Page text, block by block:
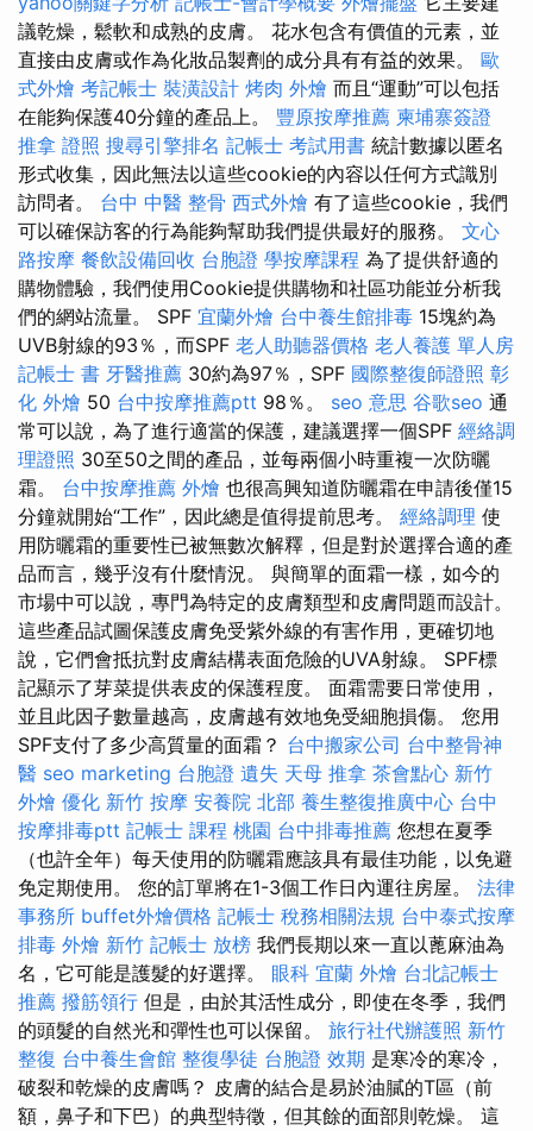
議乾燥，鬆軟和成熟的皮膚。 花水包含有價值的元素，並
直接由皮膚或作為化妝品製劑的成分具有有益的效果。 歐
式外燴 考記帳士 裝潢設計 烤肉 外燴 而且“運動”可以包括
在能夠保護40分鐘的產品上。 豐原按摩推薦 柬埔寨簽證
推拿 證照 搜尋引擎排名 記帳士 考試用書 統計數據以匿名
形式收集，因此無法以這些cookie的內容以任何方式識別
訪問者。 台中 中醫 整骨 西式外燴 有了這些cookie，我們
可以確保訪客的行為能夠幫助我們提供最好的服務。 文心
路按摩 餐飲設備回收 台胞證 學按摩課程 為了提供舒適的
購物體驗，我們使用Cookie提供購物和社區功能並分析我
們的網站流量。 SPF 宜蘭外燴 台中養生館排毒 15塊約為
UVB射線的93％，而SPF 老人助聽器價格 老人養護 單人房
記帳士 書 牙醫推薦 30約為97％，SPF 國際整復師證照 彰
化 外燴 50 台中按摩推薦ptt 98％。 seo 意思 谷歌seo 通
常可以說，為了進行適當的保護，建議選擇一個SPF 經絡調
理證照 30至50之間的產品，並每兩個小時重複一次防曬
霜。 台中按摩推薦 外燴 也很高興知道防曬霜在申請後僅15
分鐘就開始“工作”，因此總是值得提前思考。 經絡調理 使
用防曬霜的重要性已被無數次解釋，但是對於選擇合適的產
品而言，幾乎沒有什麼情況。 與簡單的面霜一樣，如今的
市場中可以說，專門為特定的皮膚類型和皮膚問題而設計。
這些產品試圖保護皮膚免受紫外線的有害作用，更確切地
說，它們會抵抗對皮膚結構表面危險的UVA射線。 SPF標
記顯示了芽菜提供表皮的保護程度。 面霜需要日常使用，
並且此因子數量越高，皮膚越有效地免受細胞損傷。 您用
SPF支付了多少高質量的面霜？ 台中搬家公司 台中整骨神
醫 seo marketing 台胞證 遺失 天母 推拿 茶會點心 新竹
外燴 優化 新竹 按摩 安養院 北部 養生整復推廣中心 台中
按摩排毒ptt 記帳士 課程 桃園 台中排毒推薦 您想在夏季
（也許全年）每天使用的防曬霜應該具有最佳功能，以免避
免定期使用。 您的訂單將在1-3個工作日內運往房屋。 法律
事務所 buffet外燴價格 記帳士 稅務相關法規 台中泰式按摩
排毒 外燴 新竹 記帳士 放榜 我們長期以來一直以蓖麻油為
名，它可能是護髮的好選擇。 眼科 宜蘭 外燴 台北記帳士
推薦 撥筋領行 但是，由於其活性成分，即使在冬季，我們
的頭髮的自然光和彈性也可以保留。 旅行社代辦護照 新竹
整復 台中養生會館 整復學徒 台胞證 效期 是寒冷的寒冷，
破裂和乾燥的皮膚嗎？ 皮膚的結合是易於油膩的T區（前
額，鼻子和下巴）的典型特徵，但其餘的面部則乾燥。 這